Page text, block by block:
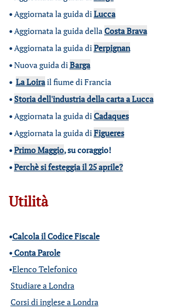
•Aggiornata la guida diLucca
•Aggiornata la guida dellaCosta Brava
•Aggiornata la guida diPerpignan
•Nuova guida diBarga
• La Loirail fiume di Francia
•Storia dell'industria della carta a Lucca
•Aggiornata la guida diCadaques
•Aggiornata la guida diFigueres
•Primo Maggio, su coraggio!
•Perchè si festeggia il 25 aprile?
Utilità
•Calcola il Codice Fiscale
•Conta Parole
•Elenco Telefonico
Studiare a Londra
Corsi di inglese a Londra